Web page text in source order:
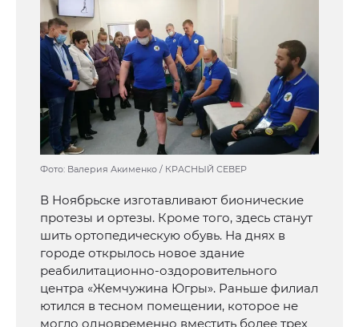
Фото: Валерия Акименко / КРАСНЫЙ СЕВЕР
В Ноябрьске изготавливают бионические
протезы и ортезы. Кроме того, здесь станут
шить ортопедическую обувь. На днях в
городе открылось новое здание
реабилитационно-оздоровительного
центра «Жемчужина Югры». Раньше филиал
ютился в тесном помещении, которое не
могло одновременно вместить более трех